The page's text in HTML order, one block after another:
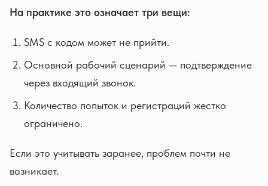
На практике это означает три вещи:
SMS с кодом может не прийти.
Основной рабочий сценарий — подтверждение
через входящий звонок.
Количество попыток и регистраций жестко
ограничено.
Если это учитывать заранее, проблем почти не
возникает.